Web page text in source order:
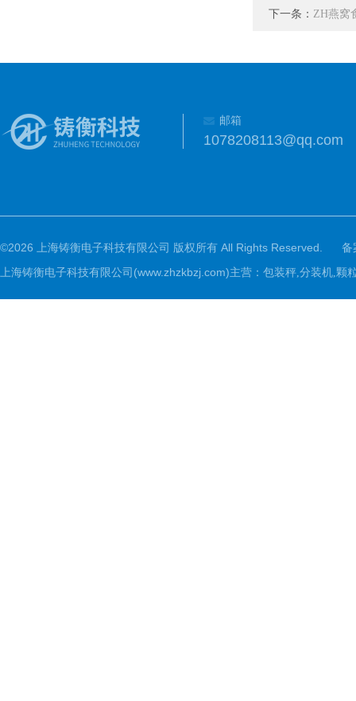
下一条： ZH燕窝
邮箱
1078208113@qq.com
©2026 上海铸衡电子科技有限公司 版权所有 All Rights Reserved.
备
上海铸衡电子科技有限公司(www.zhzkbzj.com)主营： 包装秤,分装机,颗